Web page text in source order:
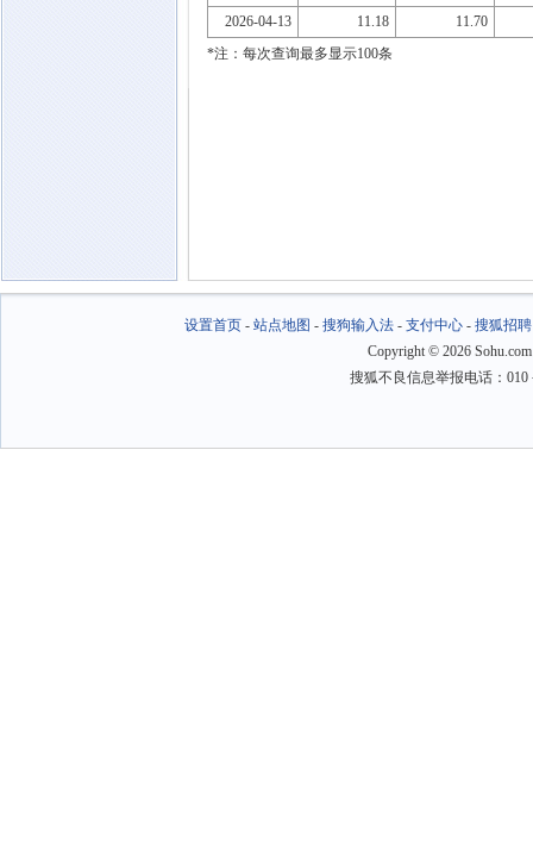
2026-04-13
11.18
11.70
*注：每次查询最多显示100条
设置首页- 站点地图 - 搜狗输入法- 支付中心- 搜狐招聘
Copyright © 2026
搜狐不良信息举报电话：010